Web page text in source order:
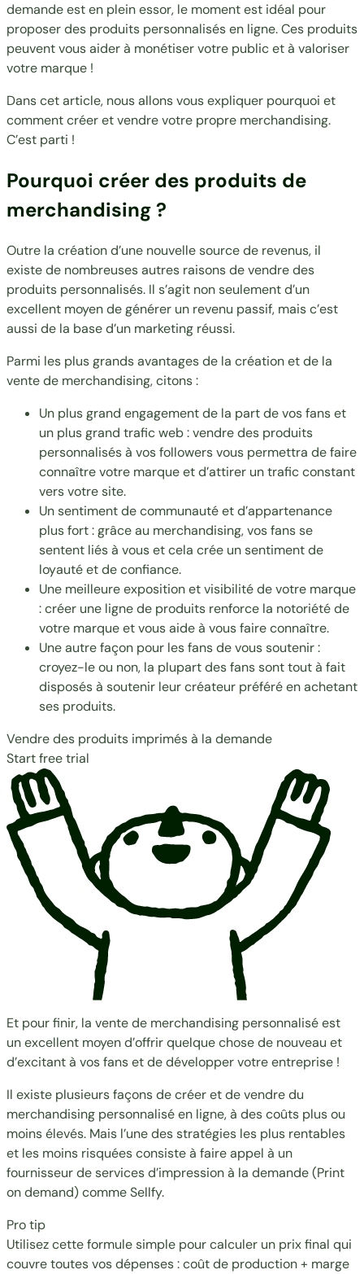
demande est en plein essor, le moment est idéal pour
proposer des produits personnalisés en ligne. Ces produits
peuvent vous aider à monétiser votre public et à valoriser
votre marque !
Dans cet article, nous allons vous expliquer pourquoi et
comment créer et vendre votre propre merchandising.
C’est parti !
Pourquoi créer des produits de
merchandising ?
Outre la création d’une nouvelle source de revenus, il
existe de nombreuses autres raisons de vendre des
produits personnalisés. Il s’agit non seulement d’un
excellent moyen de générer un revenu passif, mais c’est
aussi de la base d’un marketing réussi.
Parmi les plus grands avantages de la création et de la
vente de merchandising, citons :
Un plus grand engagement de la part de vos fans et
un plus grand trafic web : vendre des produits
personnalisés à vos followers vous permettra de faire
connaître votre marque et d’attirer un trafic constant
vers votre site.
Un sentiment de communauté et d’appartenance
plus fort : grâce au merchandising, vos fans se
sentent liés à vous et cela crée un sentiment de
loyauté et de confiance.
Une meilleure exposition et visibilité de votre marque
: créer une ligne de produits renforce la notoriété de
votre marque et vous aide à vous faire connaître.
Une autre façon pour les fans de vous soutenir :
croyez-le ou non, la plupart des fans sont tout à fait
disposés à soutenir leur créateur préféré en achetant
ses produits.
Vendre des produits imprimés à la demande
Start free trial
Et pour finir, la vente de merchandising personnalisé est
un excellent moyen d’offrir quelque chose de nouveau et
d’excitant à vos fans et de développer votre entreprise !
Il existe plusieurs façons de créer et de vendre du
merchandising personnalisé en ligne, à des coûts plus ou
moins élevés. Mais l’une des stratégies les plus rentables
et les moins risquées consiste à faire appel à un
fournisseur deservices d’impression à la demande (Print
on demand)comme Sellfy.
Pro tip
Utilisez cette formule simple pour calculer un prix final qui
couvre toutes vos dépenses : coût de production + marge